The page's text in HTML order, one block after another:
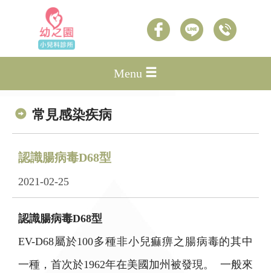
Menu
常見感染疾病
認識腸病毒D68型
2021-02-25
認識腸病毒D68型
EV-D68屬於100多種非小兒痲痹之腸病毒的其中
一種，首次於1962年在美國加州被發現。 一般來